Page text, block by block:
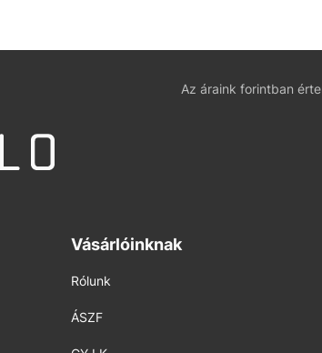
Az áraink forintban
Vásárlóinknak
Rólunk
ÁSZF